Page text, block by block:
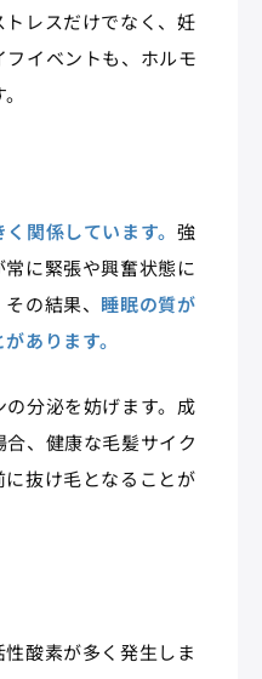
トレスだけでなく、妊
イベントも、ホルモ
関係しています。 強
に緊張や興奮状態に
の結果、 睡眠の質が
あります。
分泌を妨げます。成
、健康な毛髪サイク
抜け毛となることが
酸素が多く発生しま